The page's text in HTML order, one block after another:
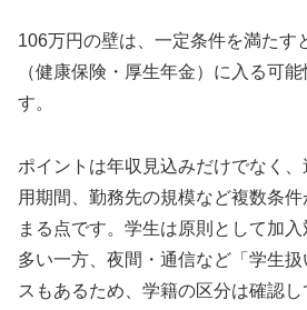
106万円の壁は、一定条件を満たす
（健康保険・厚生年金）に入る可
す。
ポイントは年収見込みだけでなく
用期間、勤務先の規模など複数条
まる点です。学生は原則として加
多い一方、夜間・通信など「学生
スもあるため、学籍の区分は確認し